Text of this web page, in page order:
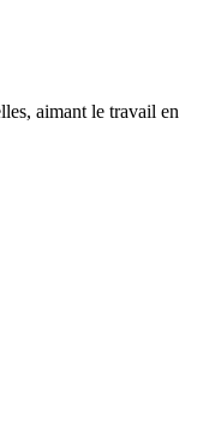
aimant le travail en